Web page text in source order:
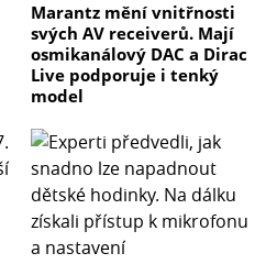
Marantz mění vnitřnosti
svých AV receiverů. Mají
osmikanálový DAC a Dirac
Live podporuje i tenký
model